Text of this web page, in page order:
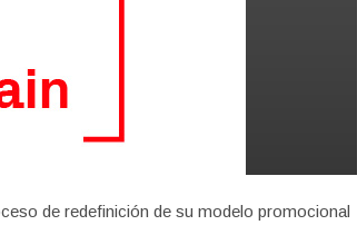
de redefinición de su modelo promocional